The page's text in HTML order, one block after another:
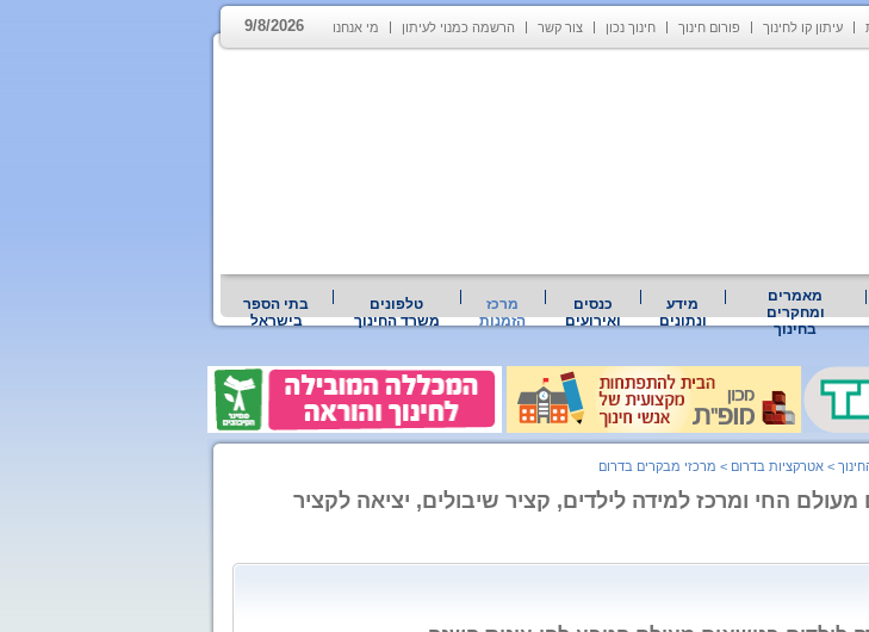
עיתון קו לחינוך פורום חינוך חינוך נכון צור קשר הרשמה כמנוי לעיתון מי אנחנו 9/8/2026
מאמרים
ומחקרים
בחינוך
מידע
ונתונים
כנסים
ואירועים
מרכז
הזמנות
טלפונים
משרד החינוך
בתי הספר
בישראל
> אטרקציות בדרום > מרכזי מבקרים בדרום
החי ומרכז למידה לילדים, קציר שיבולים, יציאה לקציר